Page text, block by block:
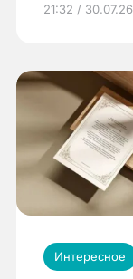
21:32 / 30.07.26
Интересное